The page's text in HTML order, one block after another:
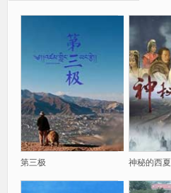
第三极 神秘的西夏